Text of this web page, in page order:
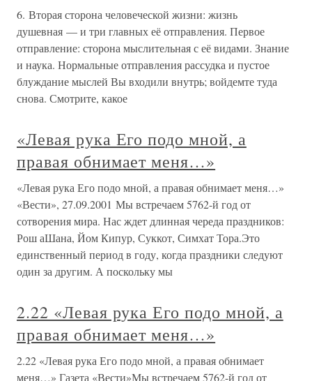
6. Вторая сторона человеческой жизни: жизнь
душевная — и три главных её отправления. Первое
отправление: сторона мыслительная с её видами. Знание
и наука. Нормальные отправления рассудка и пустое
блуждание мыслей Вы входили внутрь; войдемте туда
снова. Смотрите, какое
«Левая рука Его подо мной, а
правая обнимает меня…»
«Левая рука Его подо мной, а правая обнимает меня…»
«Вести», 27.09.2001 Мы встречаем 5762-й год от
сотворения мира. Нас ждет длинная череда праздников:
Рош аШана, Йом Кипур, Суккот, Симхат Тора.Это
единственный период в году, когда праздники следуют
один за другим. А поскольку мы
2.22 «Левая рука Его подо мной, а
правая обнимает меня…»
2.22 «Левая рука Его подо мной, а правая обнимает
меня…» Газета «Вести»Мы встречаем 5762-й год от